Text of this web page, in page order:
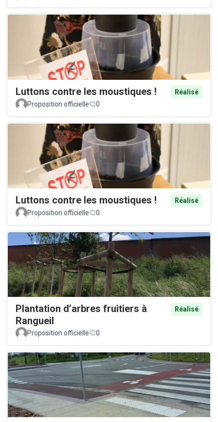
Luttons contre les moustiques !
Réalisé
Proposition officielle
0
Luttons contre les moustiques !
Réalisé
Proposition officielle
0
Plantation d’arbres fruitiers à
Rangueil
Réalisé
Proposition officielle 0